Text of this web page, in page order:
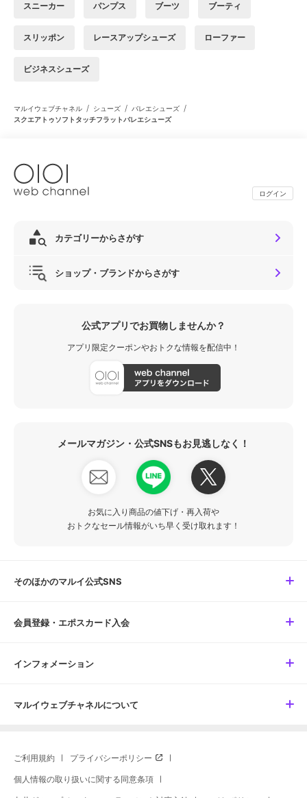
スニーカー パンプス ブーツ ブーティ
スリッポン レースアップシューズ ローファー
ビジネスシューズ
マルイウェブチャネル / シューズ / バレエシューズ /
スクエアトゥソフトタッチフラットバレエシューズ
ログイン
カテゴリーからさがす
ショップ・ブランドからさがす
公式アプリでお買物しませんか？
アプリ限定クーポンやおトクな情報を配信中！
メールマガジン・公式SNSもお見逃しなく！
お気に入り商品の値下げ・再入荷や
おトクなセール情報がいち早く受け取れます！
そのほかのマルイ公式SNS
会員登録・エポスカード入会
インフォメーション
マルイウェブチャネルについて
ご利用規約 プライバシーポリシー
個人情報の取り扱いに関する同意条項